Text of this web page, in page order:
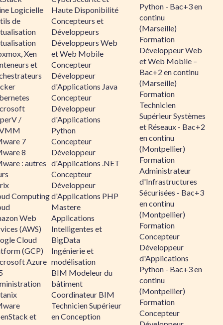
Logicielle
de
Xen
et
/
7
8
: autres
Computing
Web
(AWS)
Cloud
(GCP)
Azure
et
Haute Disponibilité
Concepteurs et
Développeurs
Développeurs Web
et Web Mobile
Concepteur
Développeur
d'Applications Java
Concepteur
Développeur
d'Applications
Python
Concepteur
Développeur
d'Applications .NET
Concepteur
Développeur
d'Applications PHP
Mastere
Applications
Intelligentes et
BigData
Ingénierie et
modélisation
BIM Modeleur du
bâtiment
Coordinateur BIM
Technicien Supérieur
en Conception
Python - Bac+3 en
continu
(Marseille)
Formation
Développeur Web
et Web Mobile –
Bac+2 en continu
(Marseille)
Formation
Technicien
Supérieur Systèmes
et Réseaux - Bac+2
en continu
(Montpellier)
Formation
Administrateur
d'Infrastructures
Sécurisées - Bac+3
en continu
(Montpellier)
Formation
Concepteur
Développeur
d'Applications
Python - Bac+3 en
continu
(Montpellier)
Formation
Concepteur